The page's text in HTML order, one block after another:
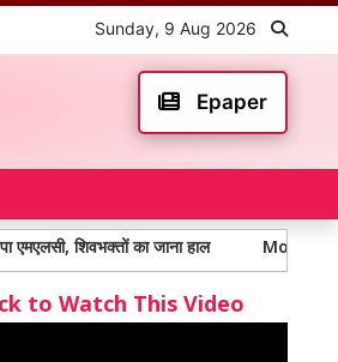
Sunday, 9 Aug 2026
Epaper
का जाना हाल Mohali Murder: मोहाली
to Watch This Video